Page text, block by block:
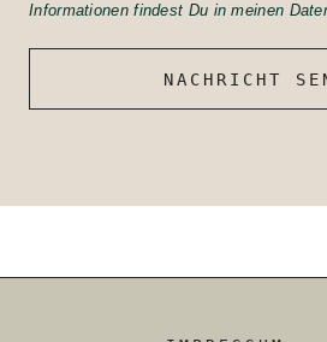
Informationen findest Du in meinen
NACHRICHT